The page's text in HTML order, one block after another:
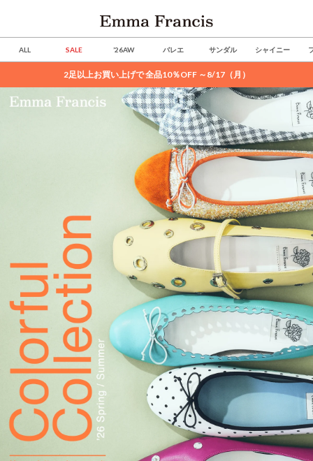
ALL SALE ’26AW バレエ サンダル シャイニー
2足以上お買い上げで 全品10％OFF ～8/17（月）